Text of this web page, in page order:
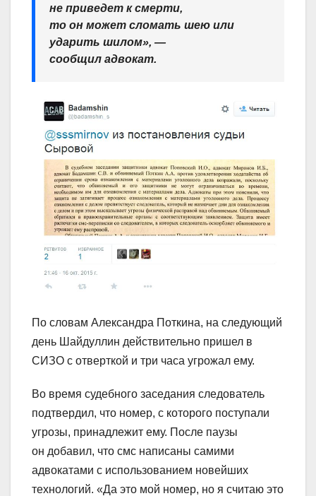
не приведет к смерти,
то он может сломать шею или
ударить шилом», —
сообщил адвокат.
По словам Александра Поткина, на следующий
день Шайдуллин действительно пришел в
СИЗО с отверткой и три часа угрожал ему.
Во время судебного заседания следователь
подтвердил, что номер, с которого поступали
угрозы, принадлежит ему. После паузы
он добавил, что смс написаны самими
адвокатами с использованием новейших
технологий. «Да это мой номер, но я считаю это